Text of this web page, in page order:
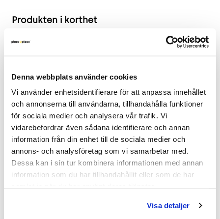
Denna webbplats använder cookies
Vi använder enhetsidentifierare för att anpassa innehållet
och annonserna till användarna, tillhandahålla funktioner
för sociala medier och analysera vår trafik. Vi
vidarebefordrar även sådana identifierare och annan
information från din enhet till de sociala medier och
annons- och analysföretag som vi samarbetar med.
Dessa kan i sin tur kombinera informationen med annan
information som du har tillhandahållit eller som de har
Visa detaljer
Produkten i korthet
Färg och material: Mörkblå klädsel och svart
Sitthöjd 46 cm.
Skick: 4/5
2 års garanti.
Mer om Prime
Begagnad stol med hjul Prime från Horreds är
utformad för flexibla arbetsmiljöer. Den är idealisk
för styrelserummet eller utbildningssalar där
praktiska hjul kan deltagare enkelt flytta stolen